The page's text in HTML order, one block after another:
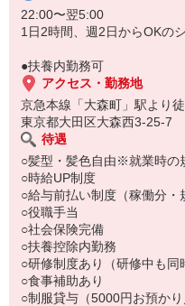
せん。※一部店舗を除く
取り間違いもなく安心でスム
マニュアルも用意しています
もちろん先輩クルーがしっか
い。
22:00〜翌5:00
1日2時間、週2日からOKの
●扶養内勤務可
アクセス・勤務地
京急本線「大森町」駅より
東京都大田区大森西3-25-7
待遇
○髪型・髪色自由※就業時の
○時給UP制度
○給与前払い制度（稼働分・
○役職手当
○社会保険完備
○扶養控除内勤務
○研修制度あり（研修中も同
○食事補助あり
○制服貸与（5000円お預かり